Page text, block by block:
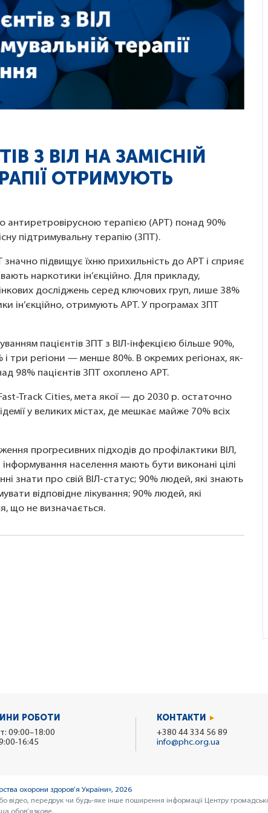
З ВІЛ НА ЗАМІСНІЙ
ОТРИМУЮТЬ
антиретровірусною терапією (АРТ) понад 90%
підтримувальну терапію (ЗПТ).
значно підвищує їхню прихильність до АРТ і сприяє
наркотики ін’єкційно. Для прикладу,
досліджень серед ключових груп, лише 38%
ін’єкційно, отримують АРТ. У програмах ЗПТ
пацієнтів ЗПТ з ВІЛ-інфекцією більше 90%,
і три регіони — менше 80%. В окремих регіонах, як-
98% пацієнтів ЗПТ охоплено АРТ.
Track Cities, мета якої — до 2030 р. остаточно
у великих містах, де мешкає майже 70% всіх
прогресивних підходів до профілактики ВІЛ,
населення мають бути виконані цілі
знати про свій ВІЛ-статус; 90% людей, які знають
відповідне лікування; 90% людей, які
що не визначається.
РОБОТИ
09:00–18:00
16:45
КОНТАКТИ
+380 44 334 56 89
info@phc.org.ua
охорони здоров’я України», 2026
відео, передрук чи будь-яке інше поширення інформації Центру